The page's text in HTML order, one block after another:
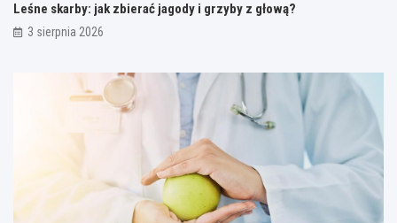
Leśne skarby: jak zbierać jagody i grzyby z głową?
3 sierpnia 2026